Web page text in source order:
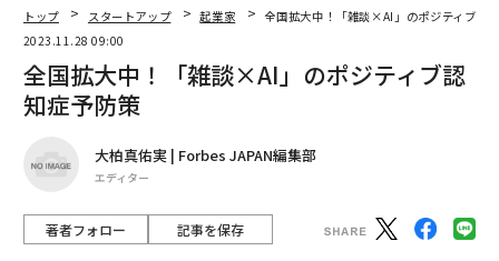
トップ スタートアップ 起業家
全国拡大中！「雑談×AI」のポジティブ認
2023.11.28 09:00
全国拡大中！「雑談×AI」のポジティブ認
知症予防策
大柏真佑実 | Forbes JAPAN編集部
エディター
著者フォロー 記事を保存